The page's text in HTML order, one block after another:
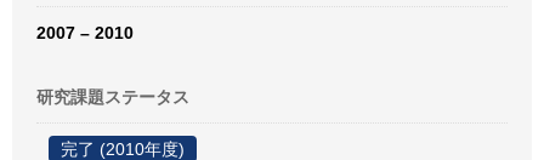
2007 – 2010
研究課題ステータス
完了 (2010年度)